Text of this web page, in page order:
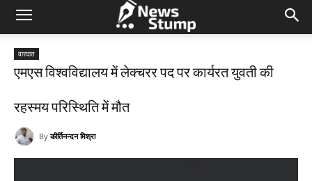
वारदात
एमएस विश्वविद्यालय में लेक्चरर पद पर कार्यरत युवती की
रहस्मय परिस्थिति में मौत
By कीर्तिनन्दन मिश्रा